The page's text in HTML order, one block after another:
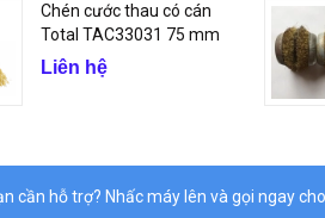
Chén cước thau có cán
Total TAC33031 75 mm
Liên hệ
cần hỗ trợ? Nhấc máy lên và gọi ngay